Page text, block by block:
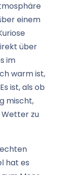
einem
über
im
warm ist,
ist, als ob
mischt,
zu
hat es